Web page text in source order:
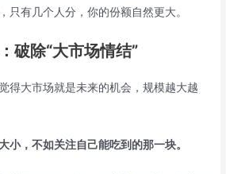
只有几个人分，你的份额自然更大。
破除“大市场情结”
得大市场就是未来的机会，规模越大越
小，不如关注自己能吃到的那一块。